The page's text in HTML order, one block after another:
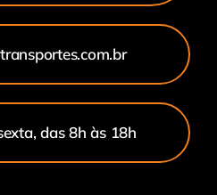
das 8h às 18h